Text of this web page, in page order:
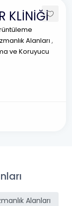
KLİNİĞİ
Alanları ,
ve Koruyucu
Alanları